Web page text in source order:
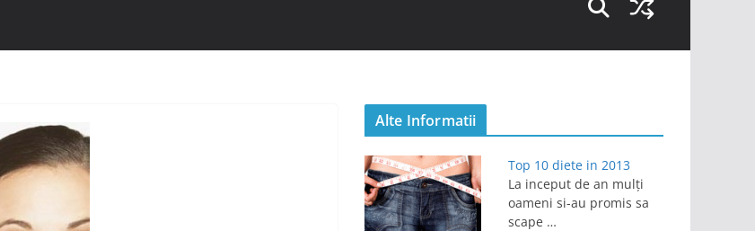
Alte Informatii
Top 10 diete in 2013
La inceput de an mulți
oameni si-au promis sa
scape …